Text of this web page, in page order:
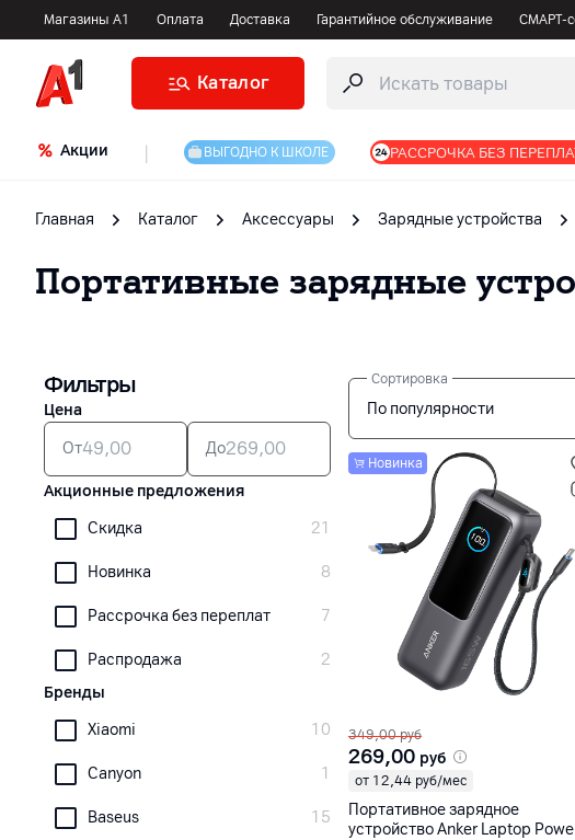
Магазины А1 Оплата Доставка Гарантийное обслуживание СМАРТ-
Каталог
Акции ВЫГОДНО К ШКОЛЕ РАССРОЧКА БЕЗ
Главная Каталог Аксессуары Зарядные устройства
Портативные зарядные
Фильтры
Цена
От До
Акционные предложения
Скидка
21
Новинка 8
Рассрочка без переплат 7
Распродажа
2
Бренды
Xiaomi
10
Canyon 1
Baseus 15
Сортировка
По популярности
Новинка
349,00 руб
269,00 руб
от 12,44 руб/мес
Портативное зарядное
устройство Anker Laptop